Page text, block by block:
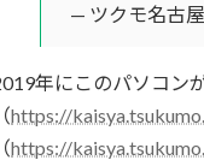
— ツクモ名古
年にこのパソコン
（https://
（https://